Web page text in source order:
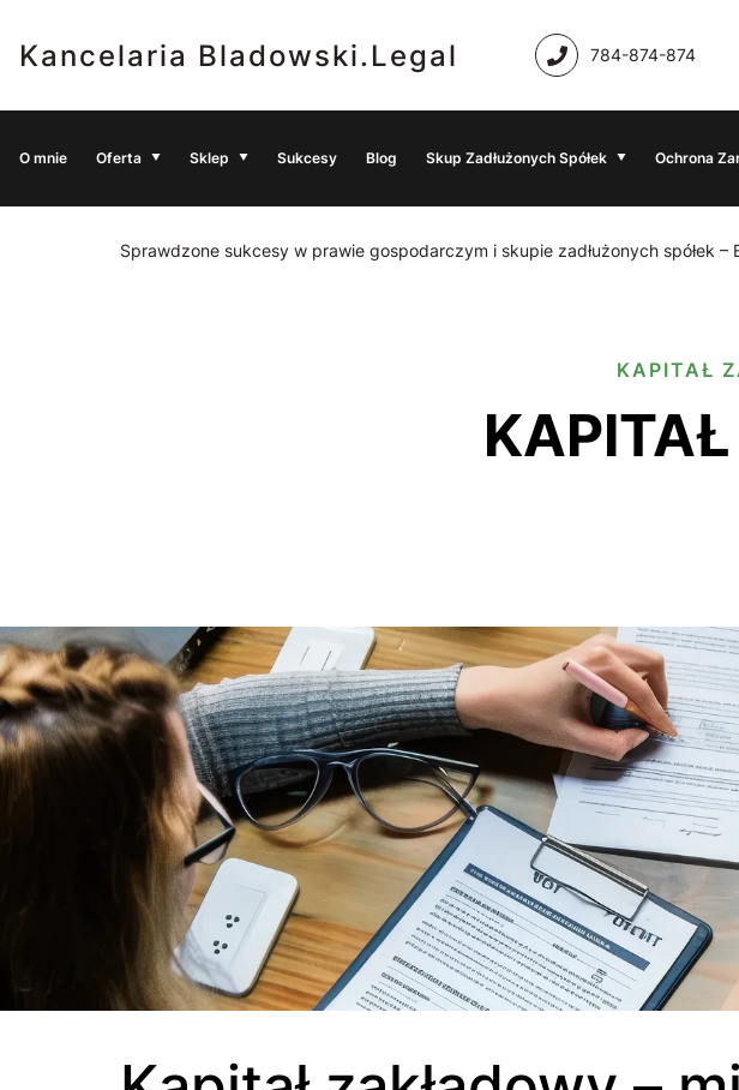
Kancelaria Bladowski.Legal 784-874-874
O mnie Oferta Sklep Sukcesy Blog Skup Zadłużonych Spółek Ochrona
Sprawdzone sukcesy w prawie gospodarczym i skupie zadłużonych spółek –
KAPITAŁ